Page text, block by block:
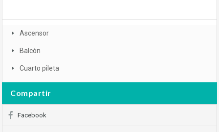
Ascensor
Balcón
Cuarto pileta
Compartir
Facebook